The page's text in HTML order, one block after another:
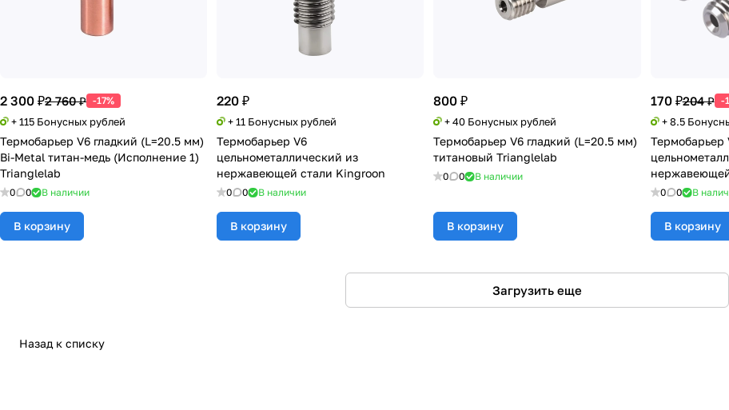
2 300 ₽2 760 ₽ -17%
+ 115 Бонусных рублей
Термобарьер V6 гладкий (L=20.5 мм)
Bi-Metal титан-медь (Исполнение 1)
Trianglelab
0 0 В наличии
В корзину
220 ₽
+ 11 Бонусных рублей
Термобарьер V6
цельнометаллический из
нержавеющей стали Kingroon
0 0 В наличии
В корзину
800 ₽
+ 40 Бонусных рублей
Термобарьер V6 гладкий (L=20.5 мм)
титановый Trianglelab
0 0 В наличии
В корзину
170 ₽204 ₽ -
+ 8.5
Термобарьер
0 0 В
В корзину
Загрузить еще
Назад к списку